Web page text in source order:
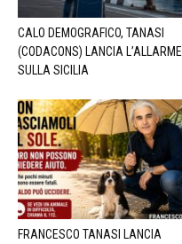
CALO DEMOGRAFICO, TANASI
(CODACONS) LANCIA L’ALLARME
SULLA SICILIA
FRANCESCO TANASI LANCIA